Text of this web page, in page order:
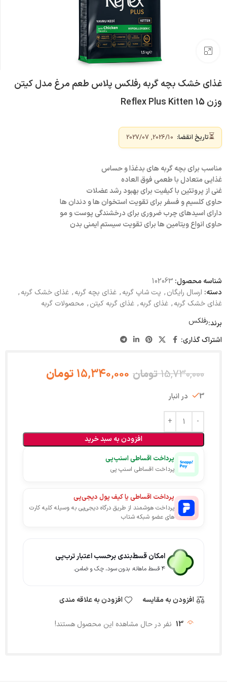
بزرگنمایی تصویر
غذای خشک بچه گربه رفلکس پلاس طعم مرغ مدل کیتن
وزن 15 Reflex Plus Kitten
⏳تاریخ انقضا:
مناسب برای بچه گربه های بدغذا و حساس
غذایی متعادل با طعمی فوق العاده
غنی از پروتئین با کیفیت برای بهبود رشد عضلات
حاوی کلسیم و فسفر برای تقویت استخوان ها و دندان ها
دارای اسیدهای چرب ضروری برای درخشندگی پوست و مو
حاوی انواع ویتامین ها برای تقویت سیستم ایمنی بدن
شناسه محصول: 102063
دسته: ارسال رایگان, پت شاپ گربه, غذای بچه گربه, غذای خشک گربه,
غذای خشک گربه, غذای گربه, غذای گربه کیتن, محصولات گربه
برند:رفلکس
اشتراک گذاری:
15,730,000 تومان 15,340,000 تومان
3 در انبار
افزودن به سبد خرید
پرداخت اقساطی اسنپ‌پی
پرداخت اقساطی اسنپ پی
پرداخت اقساطی یا کیف پول دیجی‌پی
پرداخت هوشمند از طریق درگاه دیجی‌پی به وسیله کلیه کارت
های عضو شبکه شتاب
امکان قسط‌بندی برحسب اعتبار ترب‌پی
۴ قسط ماهانه. بدون سود، چک و ضامن.
افزودن به مقایسه افزودن به علاقه مندی
13 نفر در حال مشاهده این محصول هستند!